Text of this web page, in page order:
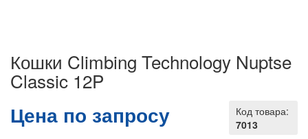
Кошки Climbing Technology Nuptse
Classic 12P
Код товара:
7013
Цена по запросу